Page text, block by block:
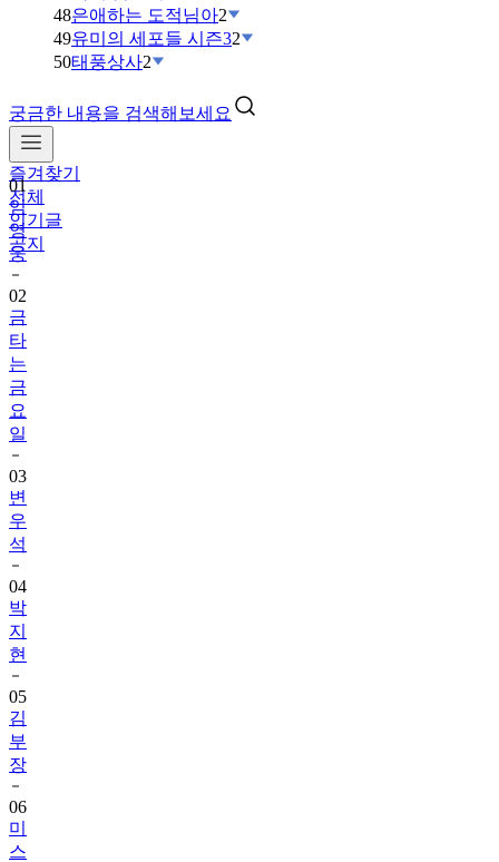
48은애하는 도적님아2
49유미의 세포들 시즌32
50태풍상사2
궁금한 내용을 검색해보세요
즐겨찾기
전체
인기글
공지
01
임
영
웅
02
금
타
는
금
요
일
03
변
우
석
04
박
지
현
05
김
부
장
06
미
스